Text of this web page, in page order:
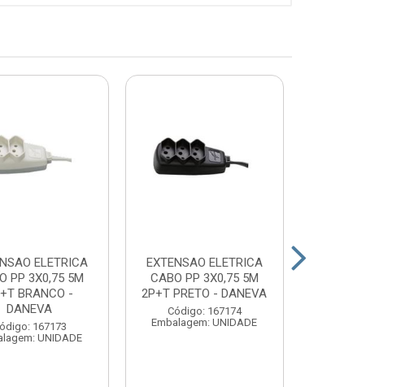
ELETRICA
PP 3X0,75 5M
BRANCO -
DANEVA
167173
UNIDADE
EXTENSAO ELETRICA
CABO PP 3X0,75 5M
2P+T PRETO - DANEVA
Código: 167174
Embalagem: UNIDADE